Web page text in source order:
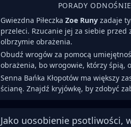
PORADY
Gwiezdna Piłeczka Zoe Runy zadaje
przeleci. Rzucanie jej za siebie
olbrzymie obrażenia.
Obudź wrogów za pomocą
obrażenia, bo wrogowie, którzy śpią,
Senna Bańka Kłopotów ma większy
ścianę. Znajdź kryjówkę, by zdobyć
Jako uosobienie psotliwości,